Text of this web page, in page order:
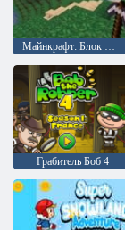
Майнкрафт: Блок шахты
Грабитель Боб 4